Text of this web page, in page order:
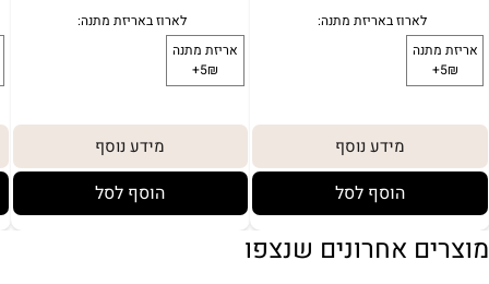
מידע נוסף
הוסף לסל
מידע נוסף
הוסף לסל
מוצרים אחרונים שנצפו